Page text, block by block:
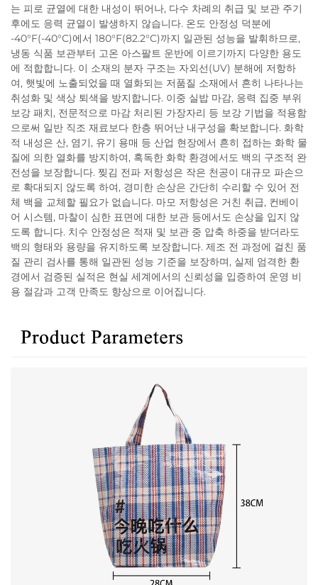
는 피로 균열에 대한 내성이 뛰어나, 다수 차례의 취급 및 보관 주기
후에도 응력 균열이 발생하지 않습니다. 온도 안정성 덕분에
-40°F(-40°C)에서 180°F(82.2°C)까지 일관된 성능을 발휘하므로,
냉동 식품 보관부터 고온 아스팔트 운반에 이르기까지 다양한 용도
에 적합합니다. 이 소재의 분자 구조는 자외선(UV) 분해에 저항하
여, 햇빛에 노출되었을 때 열화되는 저품질 소재에서 흔히 나타나는
취성화 및 색상 퇴색을 방지합니다. 이중 실밥 마감, 응력 집중 부위
보강 패치, 전문적으로 마감 처리된 가장자리 등 보강 기법을 적용함
으로써 일반 직조 재료보다 한층 뛰어난 내구성을 확보합니다. 화학
적 내성은 산, 염기, 유기 용매 등 산업 현장에서 흔히 접하는 화학 물
질에 의한 열화를 방지하여, 혹독한 화학 환경에서도 백의 구조적 완
전성을 보장합니다. 찢김 전파 저항성은 작은 천공이 대규모 파손으
로 확대되지 않도록 하여, 경미한 손상은 간단히 수리할 수 있어 전
체 백을 교체할 필요가 없습니다. 마모 저항성은 거친 취급, 컨베이
어 시스템, 마찰이 심한 표면에 대한 보관 등에서도 손상을 입지 않
도록 합니다. 치수 안정성은 적재 및 보관 중 압축 하중을 받더라도
백의 형태와 용량을 유지하도록 보장합니다. 제조 전 과정에 걸친 품
질 관리 검사를 통해 일관된 성능 기준을 보장하며, 실제 엄격한 환
경에서 검증된 실적은 현실 세계에서의 신뢰성을 입증하여 운영 비
용 절감과 고객 만족도 향상으로 이어집니다.